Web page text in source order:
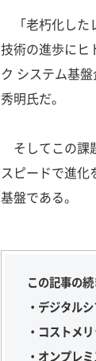
「老朽化した
技術の進歩にヒ
ク システム基
秀明氏だ。
そしてこの課
スピードで進
基盤である。
この記事の
・デジタル
・コストメ
・オンプレ